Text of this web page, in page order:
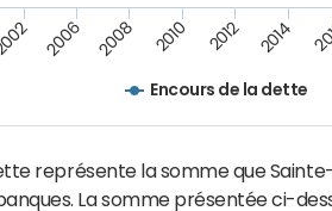
Encours de la dette
2006 2008 2010 2012 2014
représente la somme que
La somme présentée ci-